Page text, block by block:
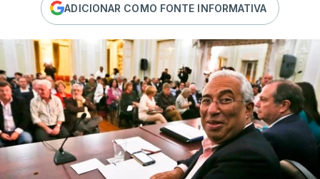
ADICIONAR COMO FONTE INFORMATIVA